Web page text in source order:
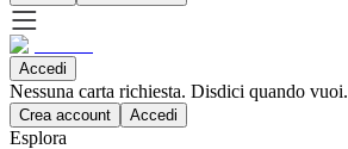
Accedi
Nessuna carta richiesta. Disdici quando vuoi.
Crea account Accedi
Esplora